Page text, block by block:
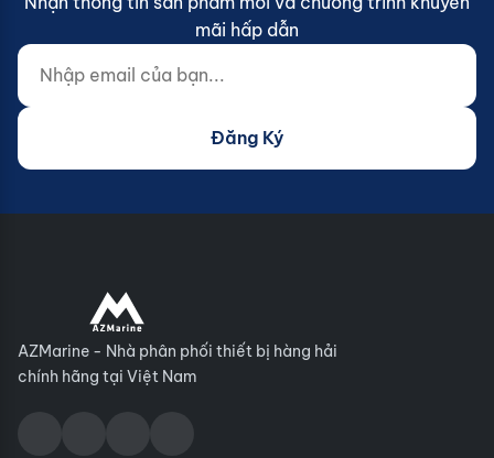
mãi hấp dẫn
Nhập email của bạn...
Website (do not fill)
Đăng Ký
AZMarine - Nhà phân phối thiết bị hàng hải
chính hãng tại Việt Nam